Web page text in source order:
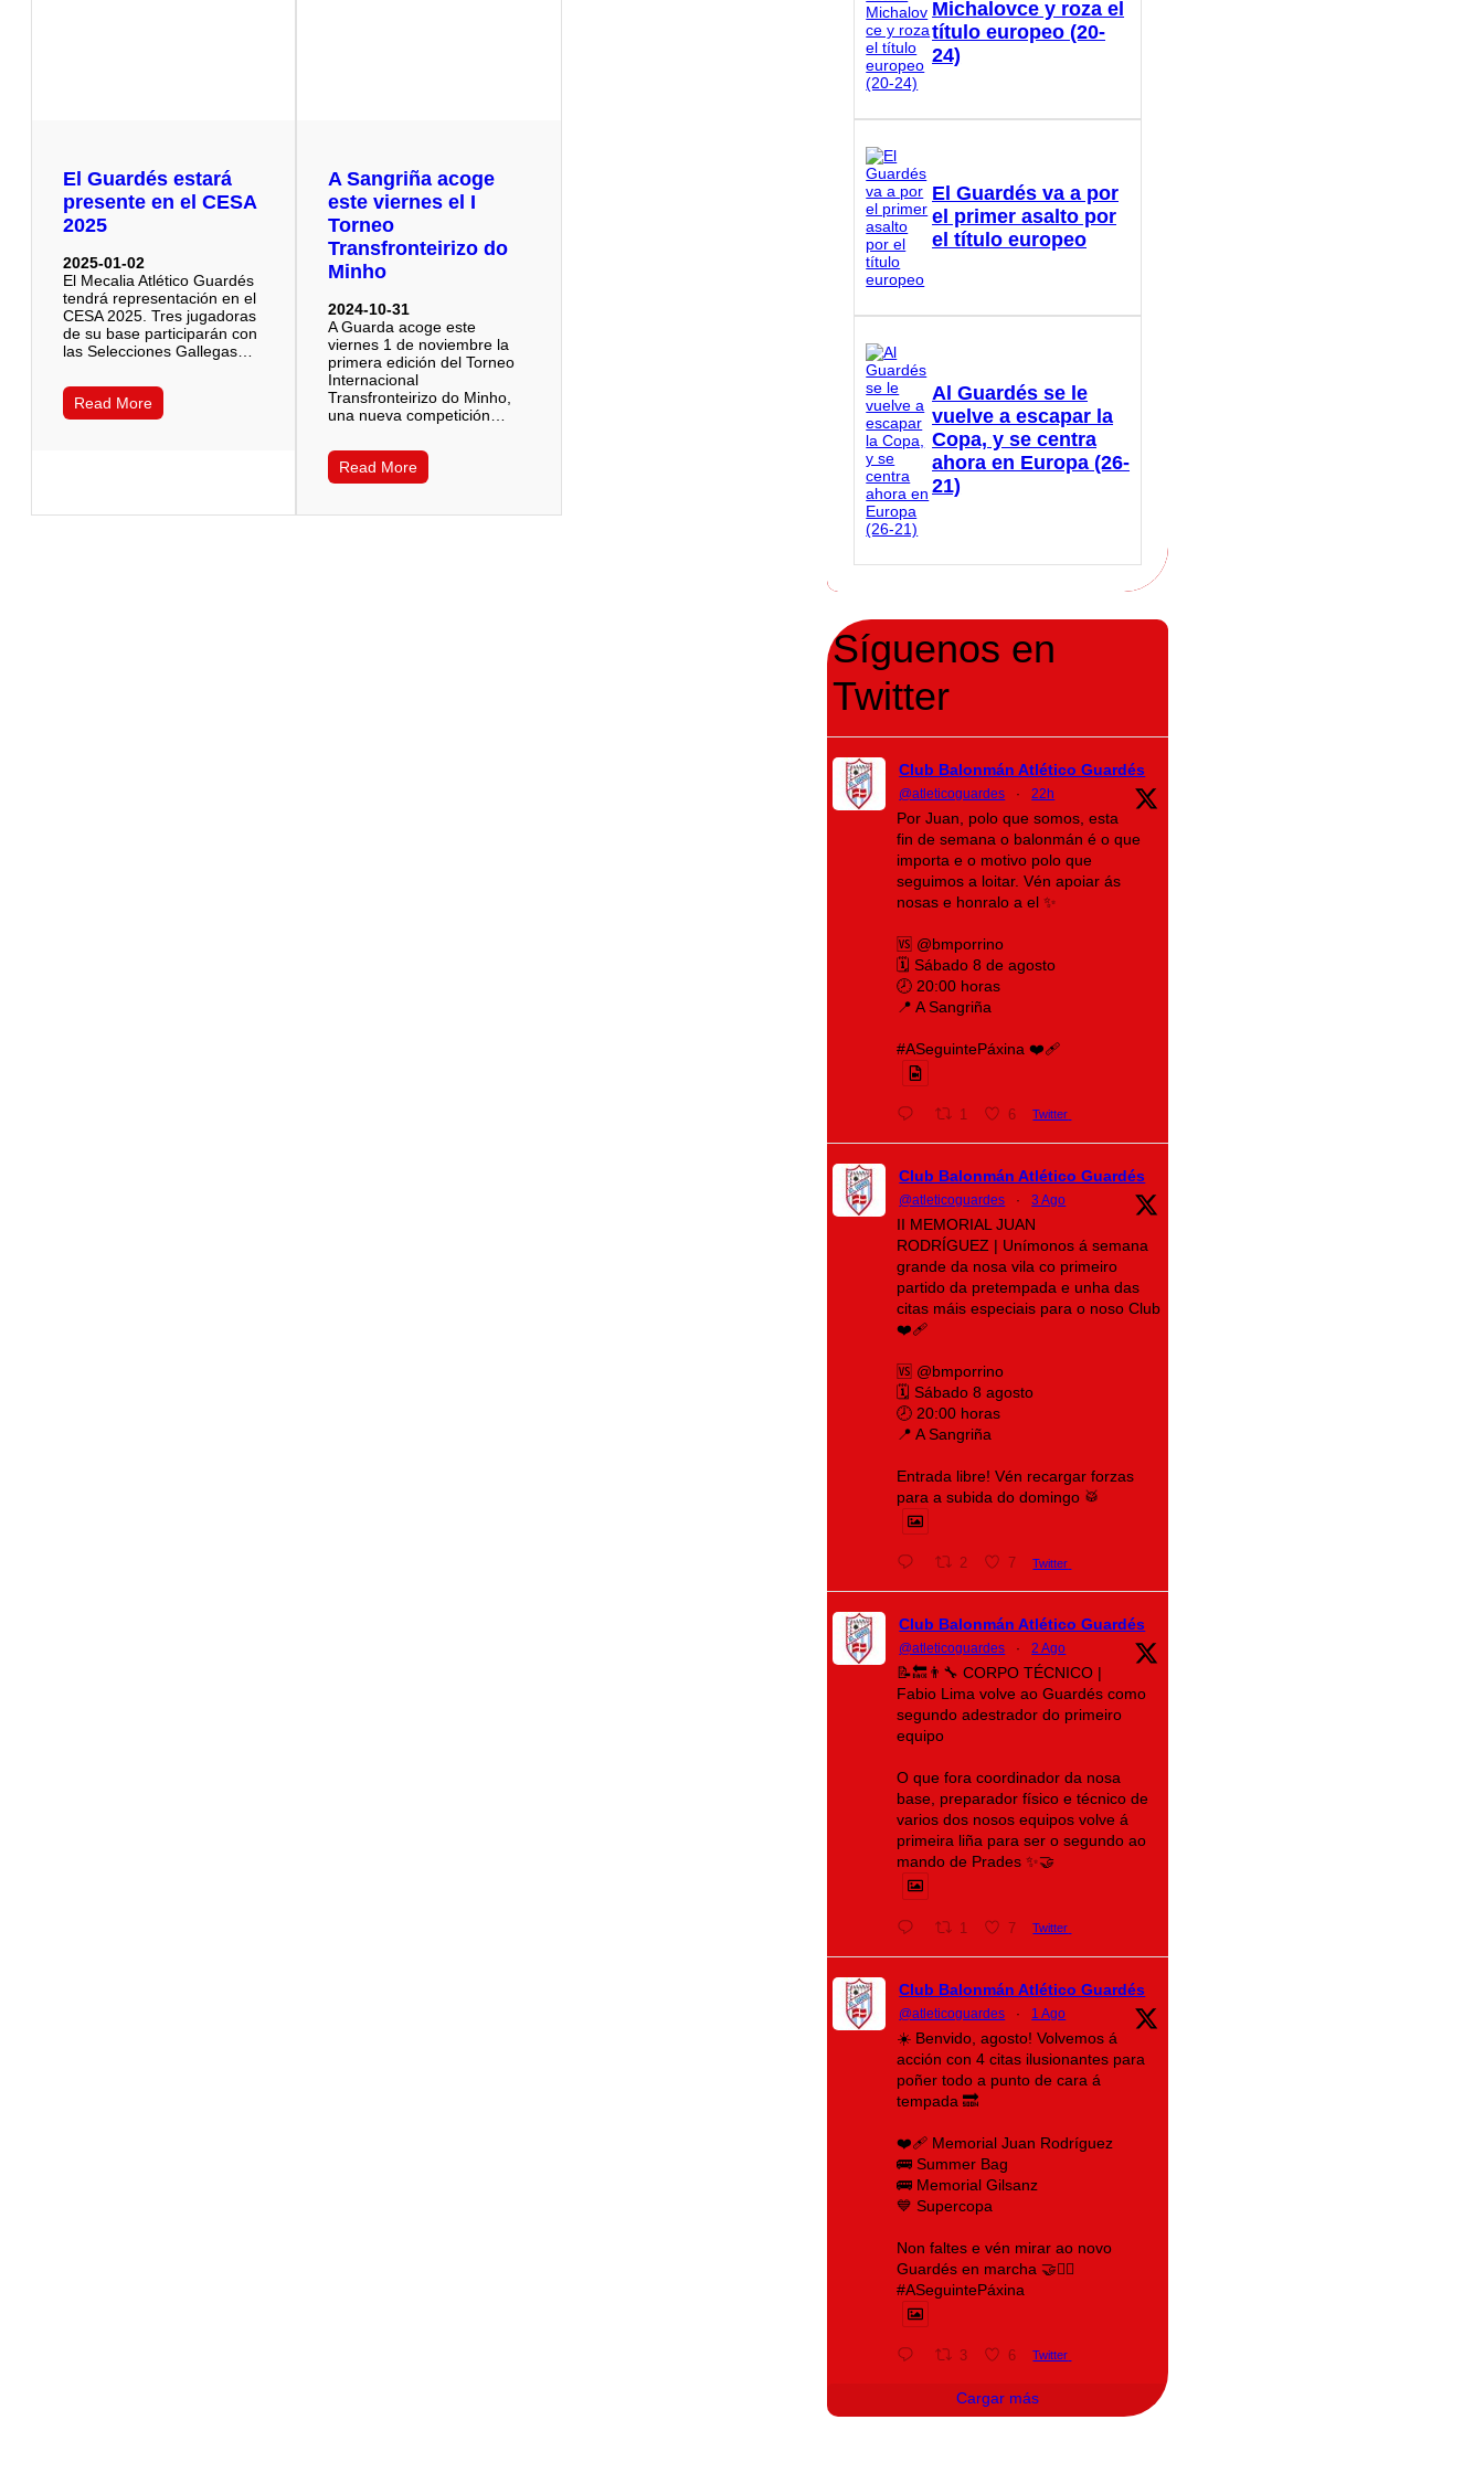
El Guardés estará
presente en el CESA
2025
2025-01-02
El Mecalia Atlético Guardés
tendrá representación en el
CESA 2025. Tres jugadoras
de su base participarán con
las Selecciones Gallegas…
Read More
A Sangriña acoge
este viernes el I
Torneo
Transfronteirizo do
Minho
2024-10-31
A Guarda acoge este
viernes 1 de noviembre la
primera edición del Torneo
Internacional
Transfronteirizo do Minho,
una nueva competición…
Read More
Michalovce y roza el
título europeo (20-
24)
El Guardés va a por
el primer asalto por
el título europeo
Al Guardés se le
vuelve a escapar la
Copa, y se centra
ahora en Europa (26-
21)
Síguenos en
Twitter
Club Balonmán Atlético Guardés
@atleticoguardes · 22h
Por Juan, polo que somos, esta
fin de semana o balonmán é o que
importa e o motivo polo que
seguimos a loitar. Vén apoiar ás
nosas e honralo a el ✨
🆚 @bmporrino
🗓️ Sábado 8 de agosto
🕗 20:00 horas
📍 A Sangriña
#ASeguintePáxina ❤️‍🩹
1 6 Twitter
Club Balonmán Atlético Guardés
@atleticoguardes · 3 Ago
II MEMORIAL JUAN
RODRÍGUEZ | Unímonos á semana
grande da nosa vila co primeiro
partido da pretempada e unha das
citas máis especiais para o noso Club
❤️‍🩹
🆚 @bmporrino
🗓️ Sábado 8 agosto
🕗 20:00 horas
📍 A Sangriña
Entrada libre! Vén recargar forzas
para a subida do domingo 🥁
2 7 Twitter
Club Balonmán Atlético Guardés
@atleticoguardes · 2 Ago
📝🔙👨‍🔧 CORPO TÉCNICO |
Fabio Lima volve ao Guardés como
segundo adestrador do primeiro
equipo
O que fora coordinador da nosa
base, preparador físico e técnico de
varios dos nosos equipos volve á
primeira liña para ser o segundo ao
mando de Prades ✨🤝
1 7 Twitter
Club Balonmán Atlético Guardés
@atleticoguardes · 1 Ago
☀️ Benvido, agosto! Volvemos á
acción con 4 citas ilusionantes para
poñer todo a punto de cara á
tempada 🔜
❤️‍🩹 Memorial Juan Rodríguez
🚌 Summer Bag
🚌 Memorial Gilsanz
💙 Supercopa
Non faltes e vén mirar ao novo
Guardés en marcha 🤝❤️‍🔥
#ASeguintePáxina
3 6 Twitter
Cargar más